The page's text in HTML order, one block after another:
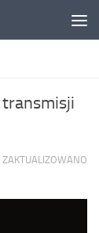
ZAKTUALIZOWANO